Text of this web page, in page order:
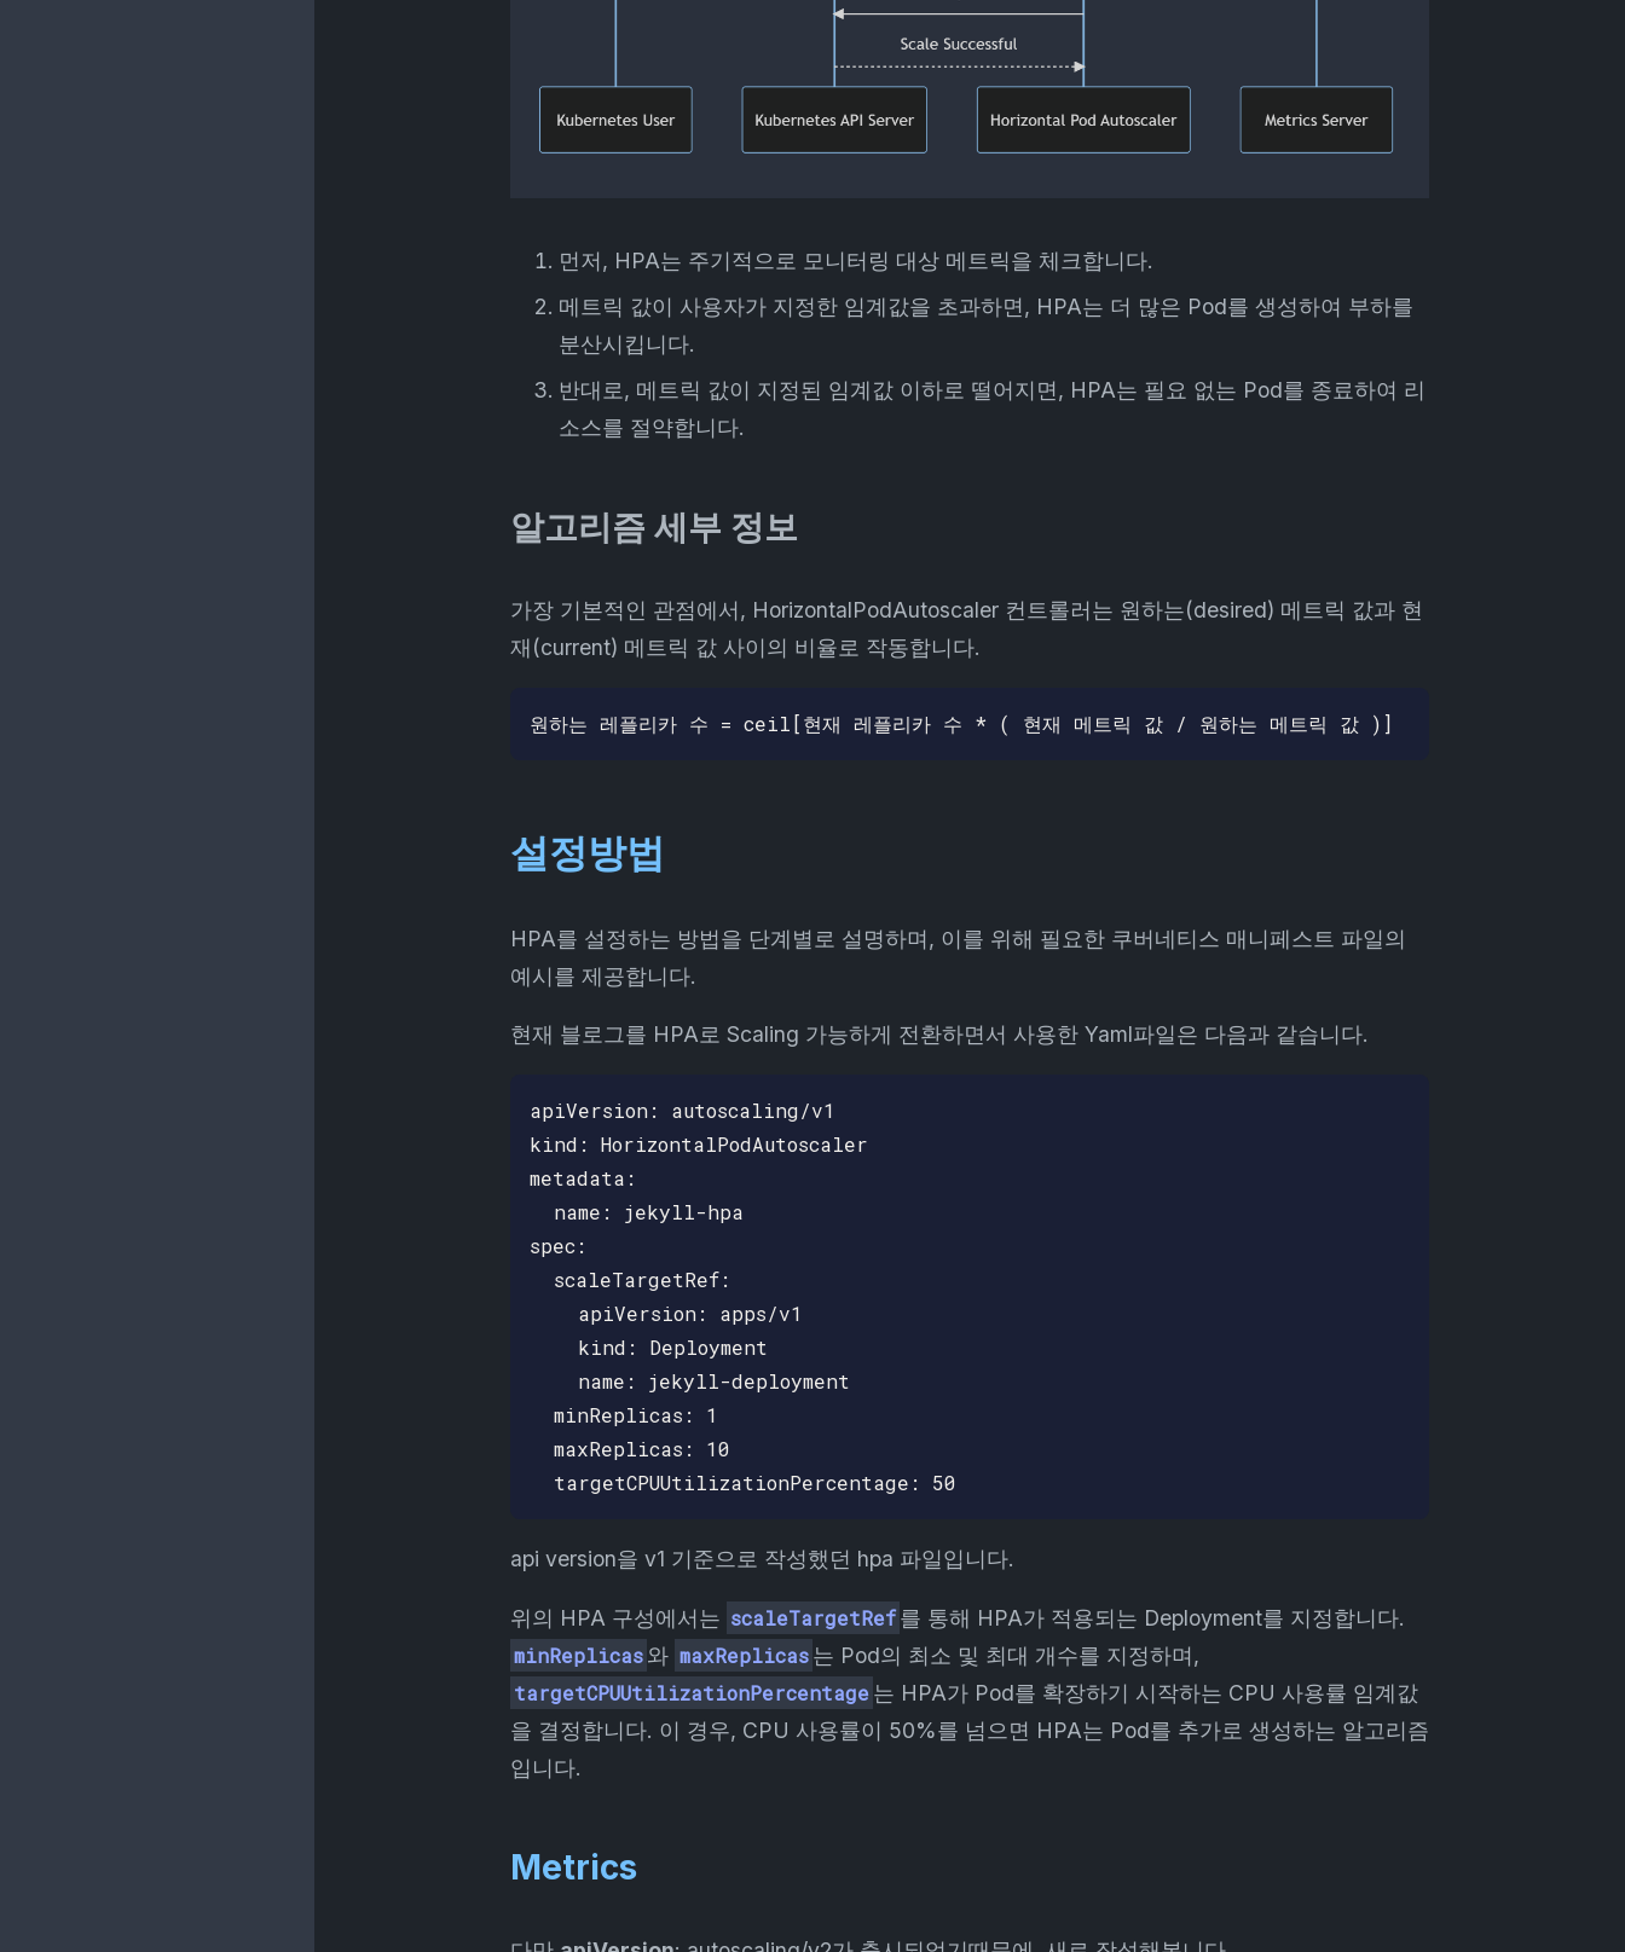
먼저, HPA는 주기적으로 모니터링 대상 메트릭을 체크합니다.
메트릭 값이 사용자가 지정한 임계값을 초과하면, HPA는 더 많은 Pod를 생성하여 부하를
분산시킵니다.
반대로, 메트릭 값이 지정된 임계값 이하로 떨어지면, HPA는 필요 없는 Pod를 종료하여 리
소스를 절약합니다.
알고리즘 세부 정보
가장 기본적인 관점에서, HorizontalPodAutoscaler 컨트롤러는 원하는(desired) 메트릭 값과 현
재(current) 메트릭 값 사이의 비율로 작동합니다.
설정방법
HPA를 설정하는 방법을 단계별로 설명하며, 이를 위해 필요한 쿠버네티스 매니페스트 파일의
예시를 제공합니다.
현재 블로그를 HPA로 Scaling 가능하게 전환하면서 사용한 Yaml파일은 다음과 같습니다.
apiVersion: autoscaling/v1
kind: HorizontalPodAutoscaler
metadata:
  name: jekyll-hpa
spec:
  scaleTargetRef:
    apiVersion: apps/v1
    kind: Deployment
    name: jekyll-deployment
  minReplicas: 1
  maxReplicas: 10
api version을 v1 기준으로 작성했던 hpa 파일입니다.
위의 HPA 구성에서는 scaleTargetRef를 통해 HPA가 적용되는 Deployment를 지정합니다.
minReplicas와 maxReplicas 는 Pod의 최소 및 최대 개수를 지정하며,
targetCPUUtilizationPercentage는 HPA가 Pod를 확장하기 시작하는 CPU 사용률 임계값
을 결정합니다. 이 경우, CPU 사용률이 50%를 넘으면 HPA는 Pod를 추가로 생성하는 알고리즘
입니다.
Metrics